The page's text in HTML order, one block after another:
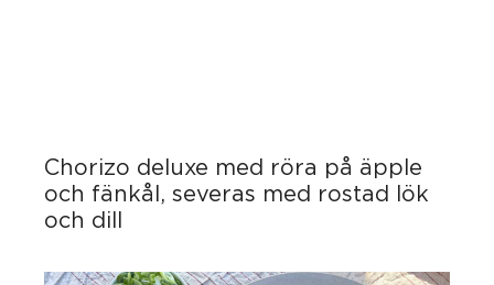
Chorizo deluxe med röra på äpple
och fänkål, severas med rostad lök
och dill